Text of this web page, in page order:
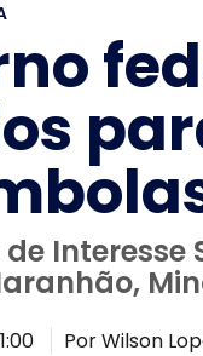
Interesse
Por Wilson